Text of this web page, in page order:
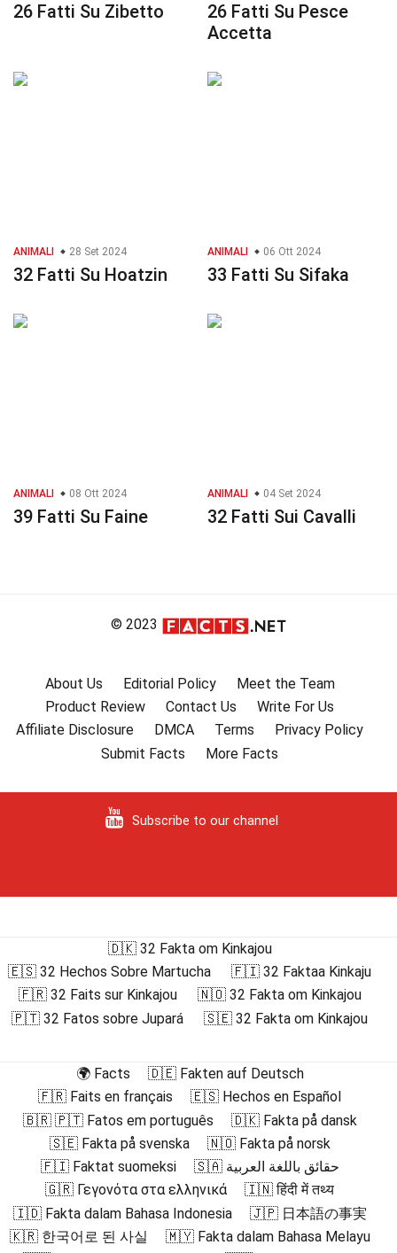
26 Fatti Su Zibetto
26 Fatti Su Pesce
Accetta
ANIMALI 28 Set 2024
32 Fatti Su Hoatzin
ANIMALI 06 Ott 2024
33 Fatti Su Sifaka
ANIMALI 08 Ott 2024
39 Fatti Su Faine
ANIMALI 04 Set 2024
32 Fatti Sui Cavalli
© 2023
About Us Editorial Policy
Meet the Team
Product Review
Contact Us
Write For Us
Affiliate Disclosure
DMCA Terms
Privacy Policy
Submit Facts
More Facts
Subscribe to our channel
🇩🇰 32 Fakta om Kinkajou
🇪🇸 32 Hechos Sobre Martucha
🇫🇮 32 Faktaa Kinkaju
🇫🇷 32 Faits sur Kinkajou
🇳🇴 32 Fakta om Kinkajou
🇵🇹 32 Fatos sobre Jupará
🇸🇪 32 Fakta om Kinkajou
🌍 Facts
🇩🇪 Fakten auf Deutsch
🇫🇷 Faits en français
🇪🇸 Hechos en Español
🇧🇷 🇵🇹 Fatos em português
🇩🇰 Fakta på dansk
🇸🇪 Fakta på svenska
🇳🇴 Fakta på norsk
🇫🇮 Faktat suomeksi
🇸🇦 حقائق باللغة العربية
🇬🇷 Γεγονότα στα ελληνικά
🇮🇳 हिंदी में तथ्य
🇮🇩 Fakta dalam Bahasa Indonesia
🇯🇵 日本語の事実
🇰🇷 한국어로 된 사실
🇲🇾 Fakta dalam Bahasa Melayu